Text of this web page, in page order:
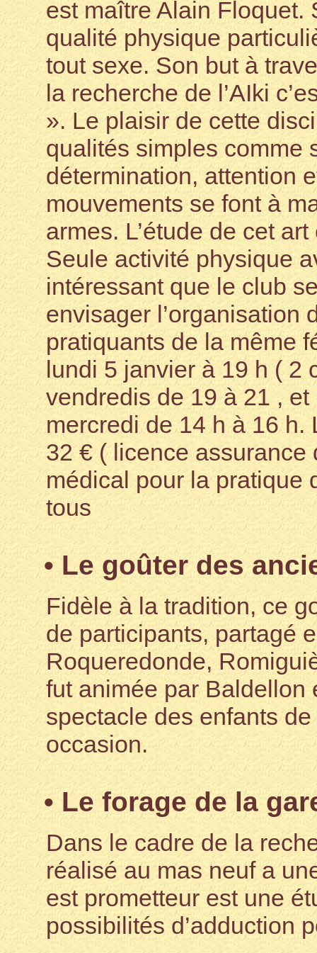
est maître Alain Floquet.
qualité physique
tout sexe. Son but à
la recherche de l’AIki
». Le plaisir de cette
qualités simples comme
détermination, attention
mouvements se font à
armes. L’étude de cet
Seule activité physique
intéressant que le club
envisager l’organisation
pratiquants de la même
lundi 5 janvier à 19 h ( 2
vendredis de 19 à 21 ,
mercredi de 14 h à 16 h.
32 € ( licence assurance
médical pour la pratique
tous
• Le goûter des
Fidèle à la tradition, ce
de participants, partagé
Roqueredonde,
fut animée par Baldellon
spectacle des enfants
occasion.
• Le forage de la
Dans le cadre de la
réalisé au mas neuf a
est prometteur est une
possibilités d’adduction